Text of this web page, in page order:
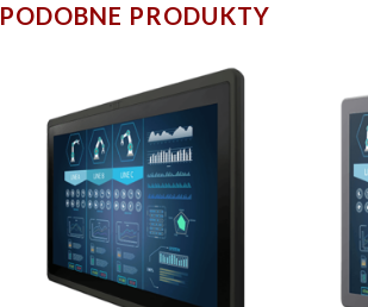
PODOBNE PRODUKTY